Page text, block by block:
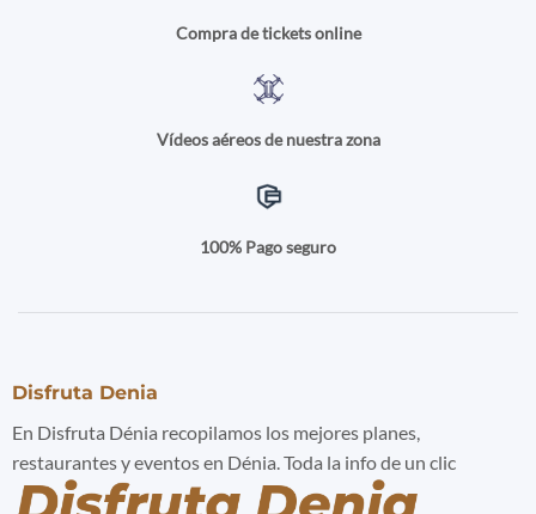
Compra de tickets online
Vídeos aéreos de nuestra zona
100% Pago seguro
Disfruta Denia
En Disfruta Dénia recopilamos los mejores planes,
restaurantes y eventos en Dénia. Toda la info de un clic